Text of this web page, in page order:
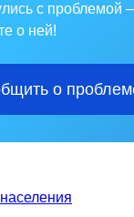
с проблемой
о ней!
о